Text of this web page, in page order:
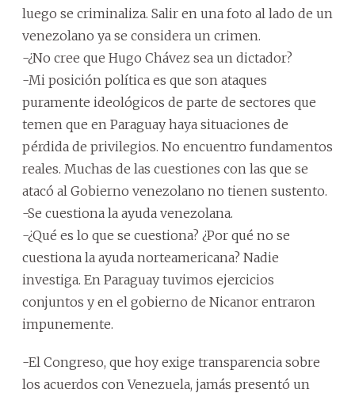
luego se criminaliza. Salir en una foto al lado de un
venezolano ya se considera un crimen.
-¿No cree que Hugo Chávez sea un dictador?
-Mi posición política es que son ataques
puramente ideológicos de parte de sectores que
temen que en Paraguay haya situaciones de
pérdida de privilegios. No encuentro fundamentos
reales. Muchas de las cuestiones con las que se
atacó al Gobierno venezolano no tienen sustento.
-Se cuestiona la ayuda venezolana.
-¿Qué es lo que se cuestiona? ¿Por qué no se
cuestiona la ayuda norteamericana? Nadie
investiga. En Paraguay tuvimos ejercicios
conjuntos y en el gobierno de Nicanor entraron
impunemente.
-El Congreso, que hoy exige transparencia sobre
los acuerdos con Venezuela, jamás presentó un